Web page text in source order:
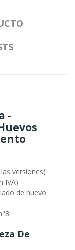
-
versiones)
IVA)
de huevo
De